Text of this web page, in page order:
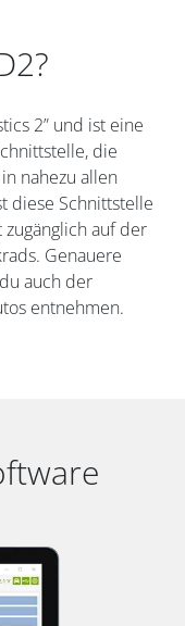
2” und ist eine
die
nahezu allen
diese Schnittstelle
auf der
Genauere
auch der
entnehmen.